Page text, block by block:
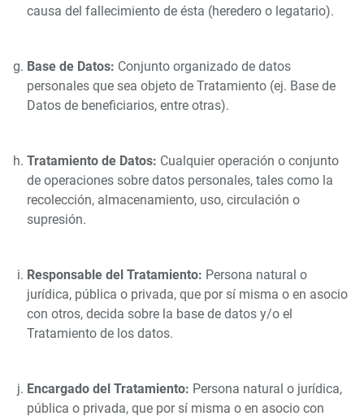
causa del fallecimiento de ésta (heredero o legatario).
Base de Datos: Conjunto organizado de datos
personales que sea objeto de Tratamiento (ej. Base de
Datos de beneficiarios, entre otras).
Tratamiento de Datos: Cualquier operación o conjunto
de operaciones sobre datos personales, tales como la
recolección, almacenamiento, uso, circulación o
supresión.
Responsable del Tratamiento: Persona natural o
jurídica, pública o privada, que por sí misma o en asocio
con otros, decida sobre la base de datos y/o el
Tratamiento de los datos.
Encargado del Tratamiento: Persona natural o jurídica,
pública o privada, que por sí misma o en asocio con